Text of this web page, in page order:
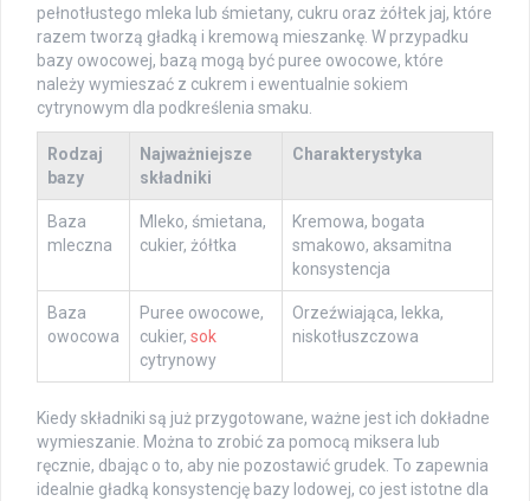
pełnotłustego mleka lub śmietany, cukru oraz żółtek jaj, które
razem tworzą gładką i kremową mieszankę. W przypadku
bazy owocowej, bazą mogą być puree owocowe, które
należy wymieszać z cukrem i ewentualnie sokiem
cytrynowym dla podkreślenia smaku.
Rodzaj
bazy
Najważniejsze
składniki
Charakterystyka
Baza
mleczna
Mleko, śmietana,
cukier, żółtka
Kremowa, bogata
smakowo, aksamitna
konsystencja
Baza
owocowa
Puree owocowe,
cukier, sok
cytrynowy
Orzeźwiająca, lekka,
niskotłuszczowa
Kiedy składniki są już przygotowane, ważne jest ich dokładne
wymieszanie. Można to zrobić za pomocą miksera lub
ręcznie, dbając o to, aby nie pozostawić grudek. To zapewnia
idealnie gładką konsystencję bazy lodowej, co jest istotne dla